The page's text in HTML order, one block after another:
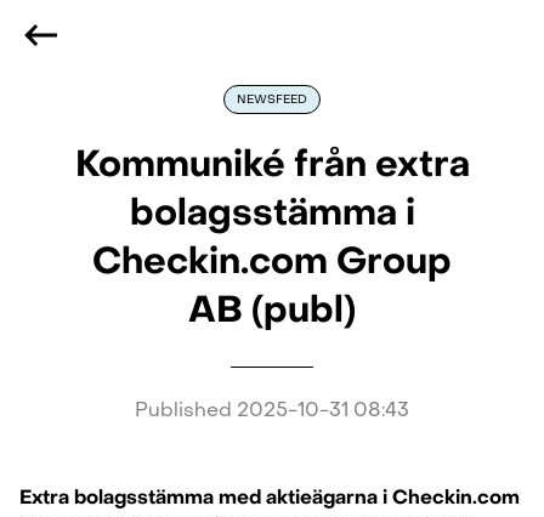
We are hiring
NEWSFEED
Kommuniké från extra
bolagsstämma i
Checkin.com Group
AB (publ)
Published 2025-10-31 08:43
Extra bolagsstämma med aktieägarna i Checkin.com